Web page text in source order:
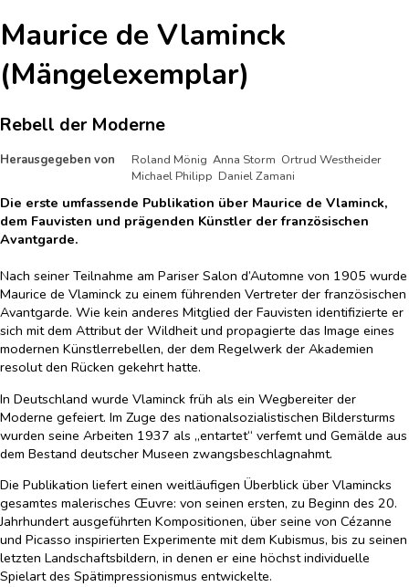
Maurice de Vlaminck
(Mängelexemplar)
Rebell der Moderne
Herausgegeben von
Roland Mönig Anna Storm Ortrud Westheider
Michael Philipp Daniel Zamani
Die erste umfassende Publikation über Maurice de Vlaminck,
dem Fauvisten und prägenden Künstler der französischen
Avantgarde.
Nach seiner Teilnahme am Pariser Salon d’Automne von 1905 wurde
Maurice de Vlaminck zu einem führenden Vertreter der französischen
Avantgarde. Wie kein anderes Mitglied der Fauvisten identifizierte er
sich mit dem Attribut der Wildheit und propagierte das Image eines
modernen Künstlerrebellen, der dem Regelwerk der Akademien
resolut den Rücken gekehrt hatte.
In Deutschland wurde Vlaminck früh als ein Wegbereiter der
Moderne gefeiert. Im Zuge des nationalsozialistischen Bildersturms
wurden seine Arbeiten 1937 als „entartet“ verfemt und Gemälde aus
dem Bestand deutscher Museen zwangsbeschlagnahmt.
Die Publikation liefert einen weitläufigen Überblick über Vlamincks
gesamtes malerisches Œuvre: von seinen ersten, zu Beginn des 20.
Jahrhundert ausgeführten Kompositionen, über seine von Cézanne
und Picasso inspirierten Experimente mit dem Kubismus, bis zu seinen
letzten Landschaftsbildern, in denen er eine höchst individuelle
Spielart des Spätimpressionismus entwickelte.